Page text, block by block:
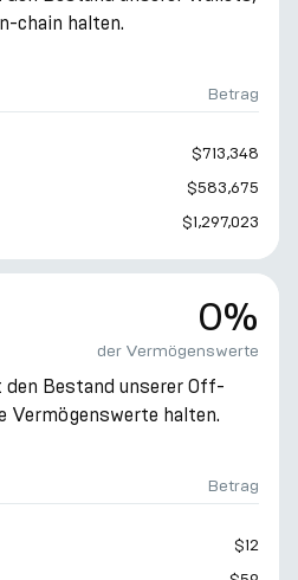
chain halten.
Betrag
$713,348
$583,675
$1,297,023
0%
der Vermögenswerte
Bestand unserer Off-
Vermögenswerte halten.
Betrag
$12